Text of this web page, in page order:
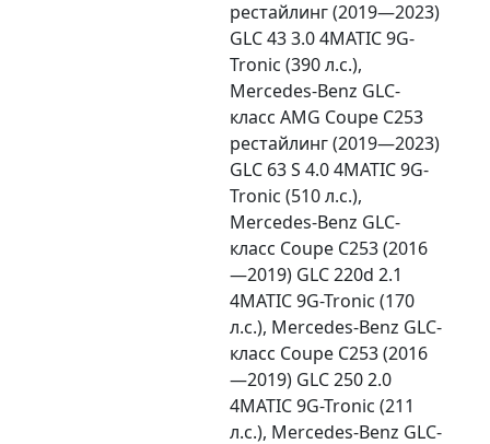
рестайлинг (2019—2023)
GLC 43 3.0 4MATIC 9G-
Tronic (390 л.с.),
Mercedes-Benz GLC-
класс AMG Coupe C253
рестайлинг (2019—2023)
GLC 63 S 4.0 4MATIC 9G-
Tronic (510 л.с.),
Mercedes-Benz GLC-
класс Coupe C253 (2016
—2019) GLC 220d 2.1
4MATIC 9G-Tronic (170
л.с.), Mercedes-Benz GLC-
класс Coupe C253 (2016
—2019) GLC 250 2.0
4MATIC 9G-Tronic (211
л.с.), Mercedes-Benz GLC-